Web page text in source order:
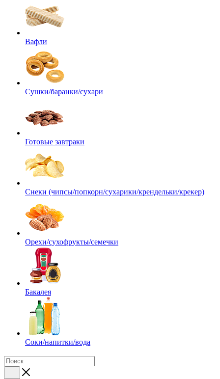
Вафли
Сушки/баранки/сухари
Готовые завтраки
Снеки (чипсы/попкорн/сухарики/крендельки/крекер)
Орехи/сухофрукты/семечки
Бакалея
Соки/напитки/вода